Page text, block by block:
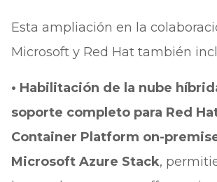
Esta ampliación en la
Microsoft y Red Hat también
• Habilitación de la nube
soporte completo para Red
Container Platform on-
Microsoft Azure Stack,